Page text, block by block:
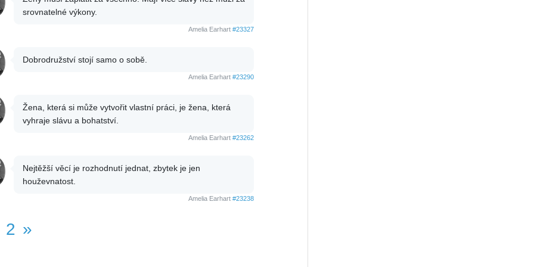
srovnatelné výkony.
Amelia Earhart #23327
Dobrodružství stojí samo o sobě.
Amelia Earhart #23290
Žena, která si může vytvořit vlastní práci, je žena, která
vyhraje slávu a bohatství.
Amelia Earhart #23262
Nejtěžší věcí je rozhodnutí jednat, zbytek je jen
houževnatost.
Amelia Earhart #23238
2 »